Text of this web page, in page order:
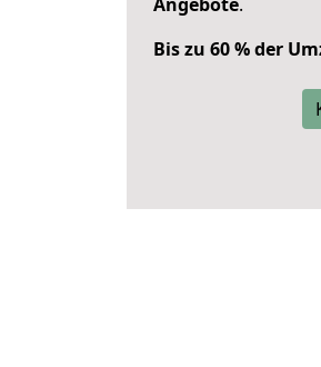
Bis zu 60 % der